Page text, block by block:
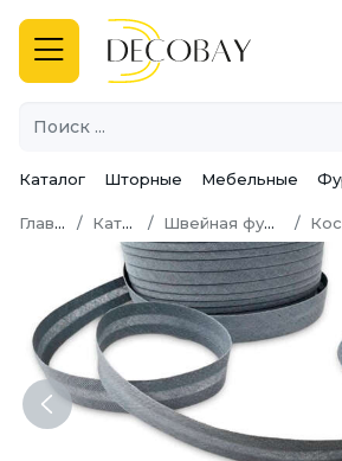
Каталог Шторные Мебельные
Главная Каталог Швейная фурнитура Косая
Previous